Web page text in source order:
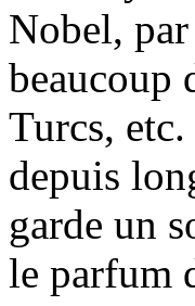
Nobel,
beaucoup
Turcs,
depuis
garde un
le parfum